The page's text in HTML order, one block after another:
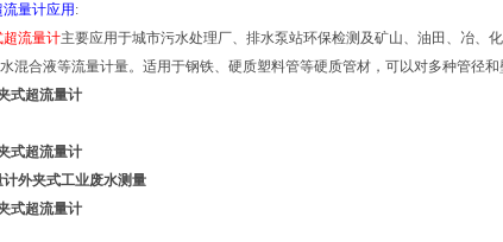
量计应用 :
超流量计主要应用于城市污水处理厂、排水泵站环保检测及矿山、油田、冶、
混合液等流量计量。适用于钢铁、硬质塑料管等硬质管材，可以对多种管径
外夹式工业废水测量